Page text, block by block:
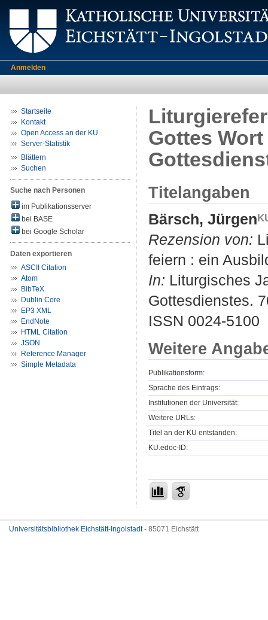
Anmelden
Startseite
Kontakt
Open Access an der KU
Server-Statistik
Blättern
Suchen
Suche nach Personen
im Publikationsserver
bei BASE
bei Google Scholar
Daten exportieren
ASCII Citation
Atom
BibTeX
Dublin Core
EP3 XML
EndNote
HTML Citation
JSON
Reference Manager
Simple Metadata
Gottes
Titelangaben
Bärsch, Jürgen
Rezension von:
feiern : ein
In: Liturgisches
Gottesdienstes.
ISSN 0024-5100
Weitere
Publikationsform:
Sprache des Eintrags:
Institutionen der Universität:
Weitere URLs:
Titel an der KU entstanden:
KU.edoc-ID:
Universitätsbibliothek Eichstätt-Ingolstadt- 85071 Eichstätt